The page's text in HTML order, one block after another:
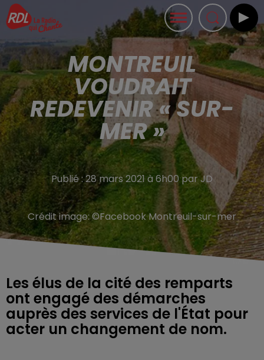
MONTREUIL
VOUDRAIT
REDEVENIR « SUR-
MER »
Publié : 28 mars 2021 à 6h00 par JD
Crédit image:©Facebook Montreuil-sur-mer
Les élus de la cité des remparts
ont engagé des démarches
auprès des services de l'État pour
acter un changement de nom.